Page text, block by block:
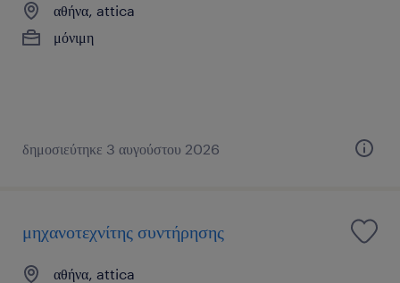
αθήνα, attica
μόνιμη
δημοσιεύτηκε 3 αυγούστου 2026
μηχανοτεχνίτης συντήρησης
αθήνα, attica